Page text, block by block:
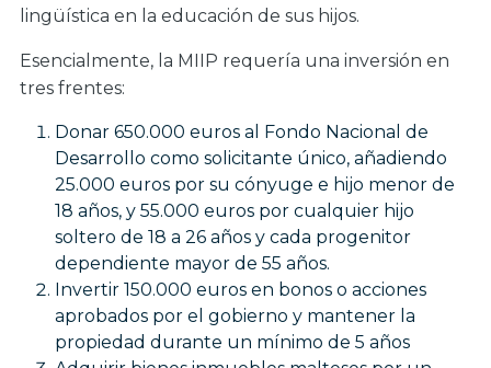
lingüística en la educación de sus hijos.
Esencialmente, la MIIP requería una inversión en
tres frentes:
Donar 650.000 euros al Fondo Nacional de
Desarrollo como solicitante único, añadiendo
25.000 euros por su cónyuge e hijo menor de
18 años, y 55.000 euros por cualquier hijo
soltero de 18 a 26 años y cada progenitor
dependiente mayor de 55 años.
Invertir 150.000 euros en bonos o acciones
aprobados por el gobierno y mantener la
propiedad durante un mínimo de 5 años